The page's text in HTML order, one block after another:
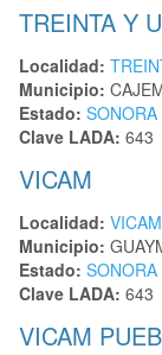
TREINTA Y
Localidad:
Municipio:
Estado: SONORA
Clave LADA: 643
VICAM
Localidad: VICAM
Municipio:
Estado: SONORA
Clave LADA: 643
VICAM